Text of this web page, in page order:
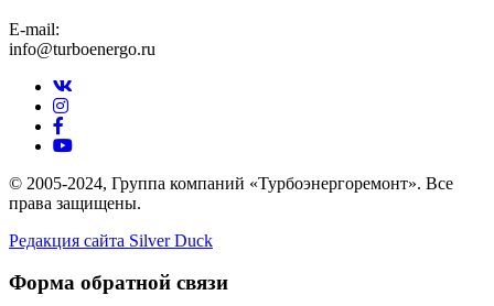
E-mail:
info@turboenergo.ru
© 2005-2024, Группа компаний «Турбоэнергоремонт». Все
права защищены.
Редакция сайта Silver Duck
Форма обратной связи